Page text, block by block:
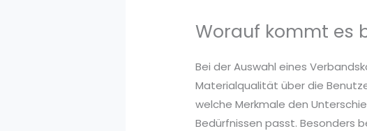
Worauf kommt es
Bei der Auswahl eines
Materialqualität über die
welche Merkmale den
Bedürfnissen passt. Besonders